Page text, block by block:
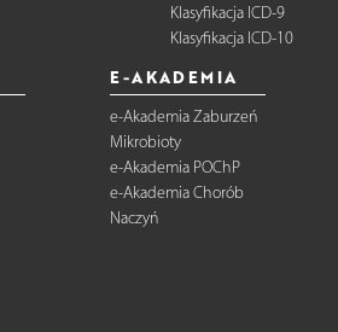
Klasyfikacja ICD-9
Klasyfikacja ICD-10
E-AKADEMIA
e-Akademia Zaburzeń
Mikrobioty
e-Akademia POChP
e-Akademia Chorób
Naczyń